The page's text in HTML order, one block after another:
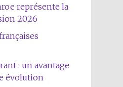
représente la
2026
: un avantage
évolution